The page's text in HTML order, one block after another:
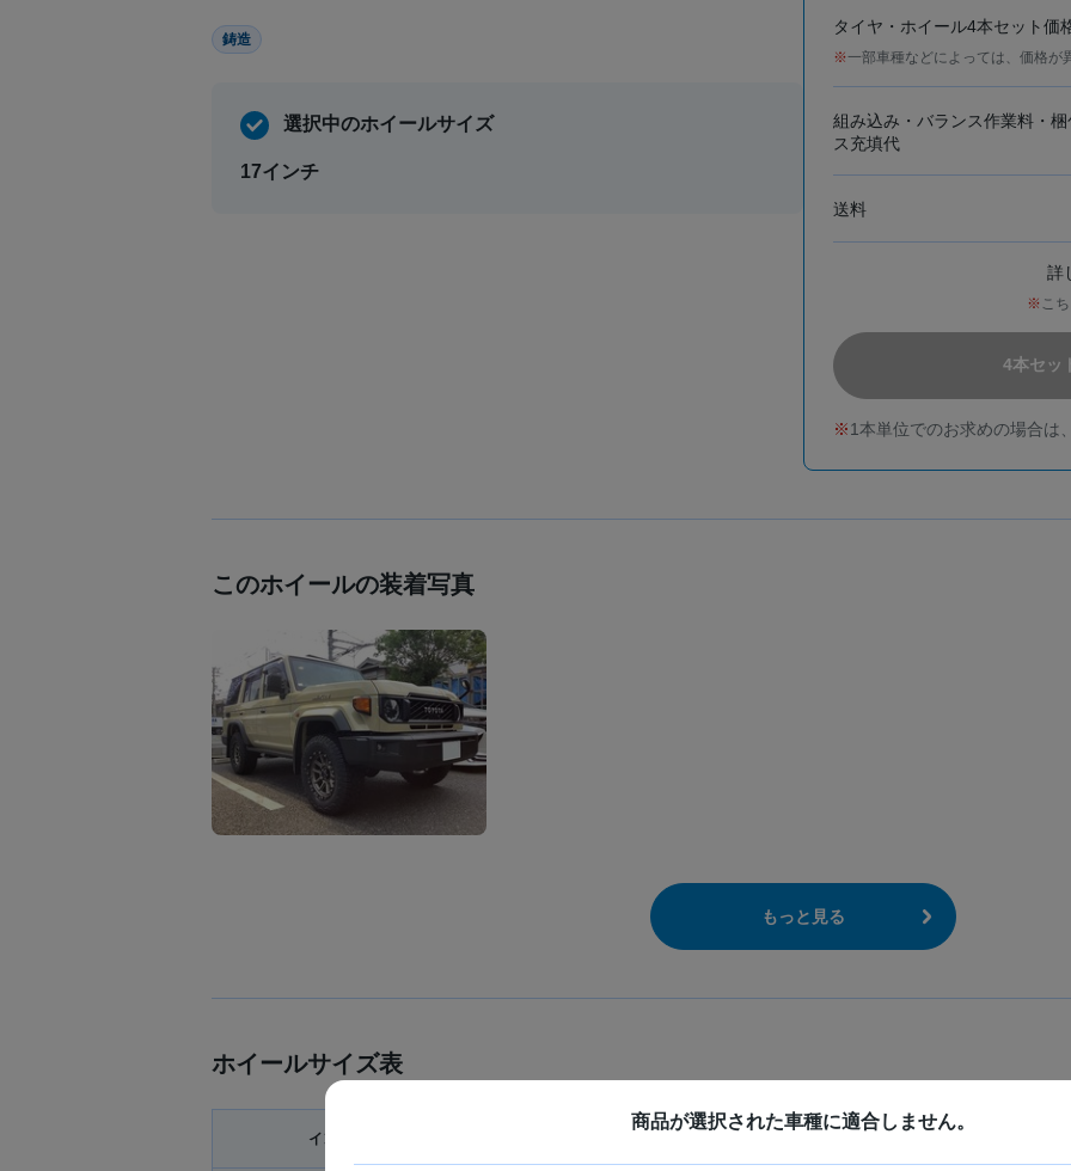
鋳造
選択中のホイールサイズ
17インチ
商品が選択された車種に適合しません。
タイヤ・ホイール4本セット価
一部車種などによっては、価格が
組み込み・バランス作業料・
ス充填代
送料
詳
こ
4本セッ
1本単位でのお求めの場合は
このホイールの装着写真
もっと見る
ホイールサイズ表
インチ